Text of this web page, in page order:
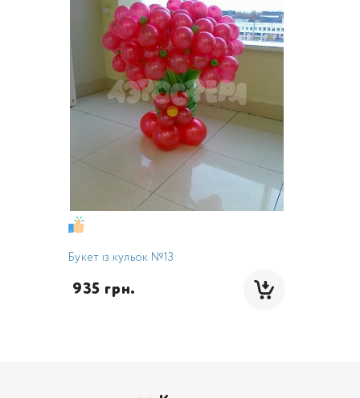
Букет із кульок №13
935 грн.